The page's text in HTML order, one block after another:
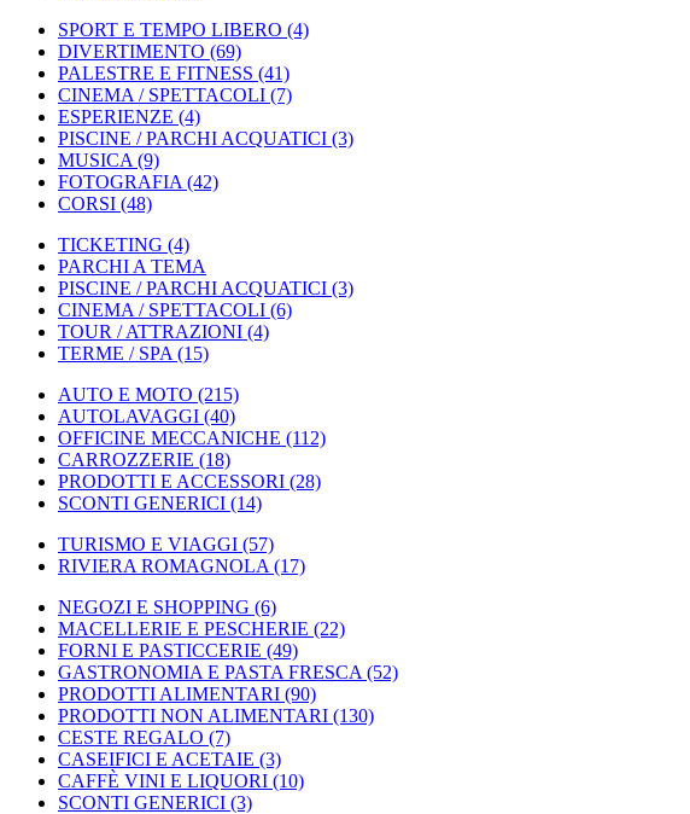
SPORT E TEMPO LIBERO (4)
DIVERTIMENTO (69)
PALESTRE E FITNESS (41)
CINEMA / SPETTACOLI (7)
ESPERIENZE (4)
PISCINE / PARCHI ACQUATICI (3)
MUSICA (9)
FOTOGRAFIA (42)
CORSI (48)
TICKETING (4)
PARCHI A TEMA
PISCINE / PARCHI ACQUATICI (3)
CINEMA / SPETTACOLI (6)
TOUR / ATTRAZIONI (4)
TERME / SPA (15)
AUTO E MOTO (215)
AUTOLAVAGGI (40)
OFFICINE MECCANICHE (112)
CARROZZERIE (18)
PRODOTTI E ACCESSORI (28)
SCONTI GENERICI (14)
TURISMO E VIAGGI (57)
RIVIERA ROMAGNOLA (17)
NEGOZI E SHOPPING (6)
MACELLERIE E PESCHERIE (22)
FORNI E PASTICCERIE (49)
GASTRONOMIA E PASTA FRESCA (52)
PRODOTTI ALIMENTARI (90)
PRODOTTI NON ALIMENTARI (130)
CESTE REGALO (7)
CASEIFICI E ACETAIE (3)
CAFFÈ VINI E LIQUORI (10)
SCONTI GENERICI (3)